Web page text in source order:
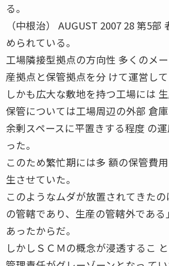
る。
（中根治） AUGUST 2007 28 第5
められている。
工場隣接型拠点の方向性 多くのメ
産拠点と保管拠点を分 けて運営して
しかも広大な敷地を持つ工場には 生
保管については工場周辺の外部 倉
余剰スペースに平置きする程度 の
った。
このため繁忙期には多 額の保管費
生させていた。
このようなムダが放置されてきた
の管轄であり、生産の管轄外であ
あったからだ。
しかしＳＣＭの概念が浸透するこ